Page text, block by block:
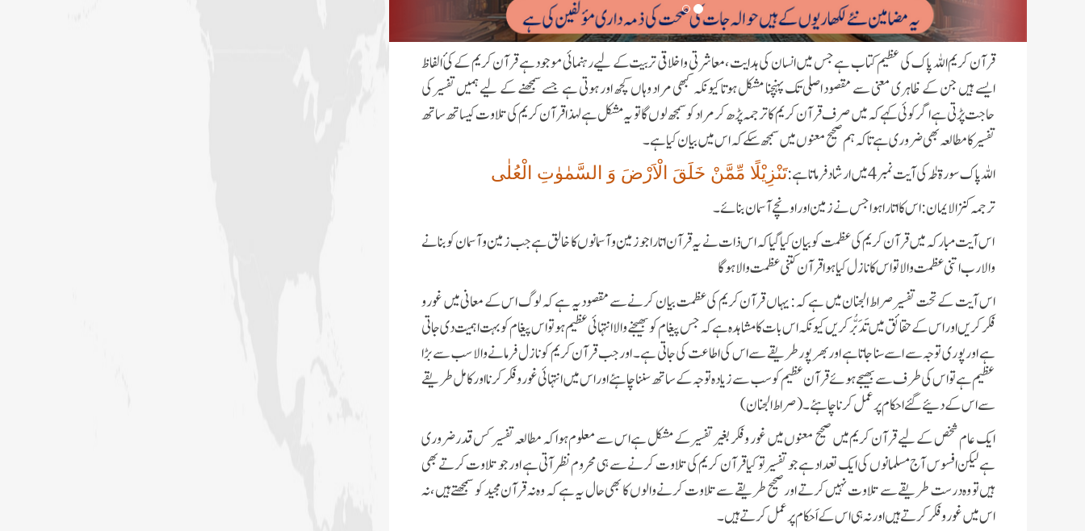
قرآن کریم اللہ پاک کی عظیم کتاب ہے جس میں انسان کی ہدایت ، معاشرتی و اخلاقی تربیت کے لیے رہنمائی موجود ہے قرآن کریم کے کئ الفاظ
ایسے ہیں جن کے ظاہری معنی سے مقصود اصلی تک پہنچنا مشکل ہوتا کیونکہ کبھی مراد وہاں کچھ اور ہوتی ہے جسے سمجھنے کے لیے ہمیں تفسیر کی
حاجت پڑتی ہے اگر کوئی کہے کہ میں صرف قرآن کریم کا ترجمہ پڑھ کر مراد کو سمجھ لوں گا تو یہ مشکل ہے لہذا قرآن کریم کی تلاوت کیساتھ ساتھ
تفسیر کا مطالعہ بھی ضروری ہے تاکہ ہم صحیح معنوں میں سمجھ سکے کہ اس میں بیان کیا ہے ۔
اللہ پاک سورۃ طٰہ کی آیت نمبر 4 میں ارشاد فرماتا ہے:
تَنْزِیْلًا مِّمَّنْ خَلَقَ الْاَرْضَ وَ السَّمٰوٰتِ الْعُلٰى
ترجمہ کنز الایمان:اس کا اتارا ہوا جس نے زمین اور اونچے آسمان بنائے ۔
اس آیت مبارکہ میں قرآن کریم کی عظمت کو بیان کیا گیا کہ اس ذات نے یہ قرآن اتارا جو زمین و آسمانوں کا خالق ہے جب زمین و آسمان کو بنانے
والا رب اتنی عظمت والا تو اس کا نازل کیا ہوا قرآن کتنی عظمت والا ہوگا
اس آیت کے تحت تفسیر صراط الجنان میں ہے کہ: یہاں قرآن کریم کی عظمت بیان کرنے سے مقصود یہ ہے کہ لوگ اس کے معانی میں غور و
فکر کریں اور اس کے حقائق میں تَدَبُّر کریں کیونکہ اس بات کا مشاہدہ ہے کہ جس پیغام کو بھیجنے والا انتہائی عظیم ہو تو اس پیغام کو بہت اہمیت دی جاتی
ہے اور پوری توجہ سے اسے سنا جاتا ہے اور بھر پور طریقے سے اس کی اطاعت کی جاتی ہے ۔ اور جب قرآن کریم کو نازل فرمانے والا سب سے بڑا
عظیم ہے تو اس کی طرف سے بھیجے ہوئے قرآن عظیم کو سب سے زیادہ توجہ کے ساتھ سننا چاہئے اور اس میں انتہائی غور و فکر کرنا اور کامل طریقے
سے اس کے دئیے گئے احکام پر عمل کرنا چاہئے ۔ (صراط الجنان)
ایک عام شخص کے لیے قرآن کریم میں صحیح معنوں میں غور و فکر بغیر تفسیر کے مشکل ہے اس سے معلوم ہوا کہ مطالعہ تفسیر کس قدر ضروری
ہے لیکن افسوس آج مسلمانوں کی ایک تعداد ہے جو تفسیر تو کیا قرآن کریم کی تلاوت کرنے سے ہی محروم نظر آتی ہے اور جو تلاوت کرتے بھی
ہیں تو وہ درست طریقے سے تلاوت نہیں کرتے اور صحیح طریقے سے تلاوت کرنے والوں کا بھی حال یہ ہے کہ وہ نہ قرآن مجید کو سمجھتے ہیں ، نہ
اس میں غورو فکر کرتے ہیں اور نہ ہی اس کے اَحکام پر عمل کرتے ہیں ۔